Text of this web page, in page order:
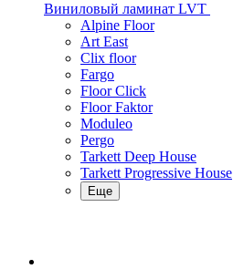
Виниловый ламинат LVT
Alpine Floor
Art East
Clix floor
Fargo
Floor Click
Floor Faktor
Moduleo
Pergo
Tarkett Deep House
Tarkett Progressive House
Еще